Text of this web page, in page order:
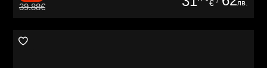
39.88€ € лв.